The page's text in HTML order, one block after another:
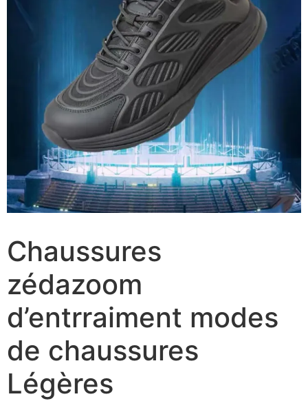
Chaussures
zédazoom
d’entrraiment modes
de chaussures
Légères